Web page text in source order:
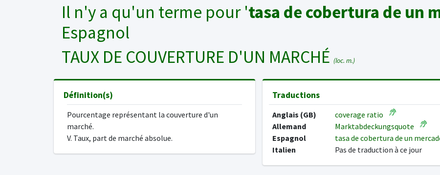
Il n'y a qu'un terme pour 'tasa de cobertura de un
Espagnol
TAUX DE COUVERTURE D'UN MARCHÉ (loc. m.)
Définition(s)
Pourcentage représentant la couverture d'un
marché.
V. Taux, part de marché absolue.
Traductions
Anglais (GB)
coverage ratio
Allemand
Marktabdeckungsquote
Espagnol
tasa de cobertura de un
Italien
Pas de traduction à ce jour